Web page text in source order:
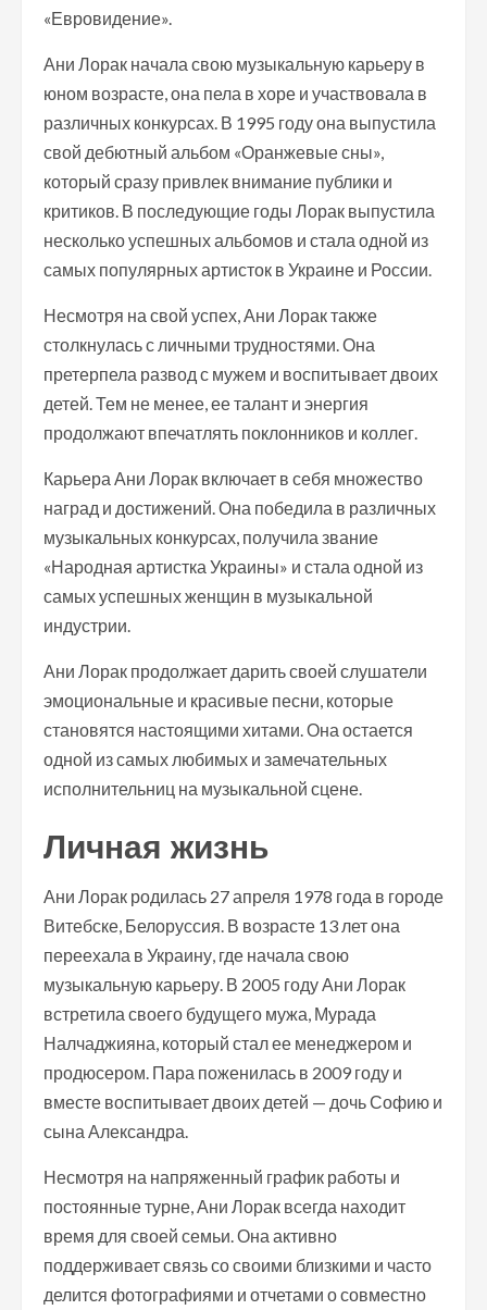
«Евровидение».
Ани Лорак начала свою музыкальную карьеру в
юном возрасте, она пела в хоре и участвовала в
различных конкурсах. В 1995 году она выпустила
свой дебютный альбом «Оранжевые сны»,
который сразу привлек внимание публики и
критиков. В последующие годы Лорак выпустила
несколько успешных альбомов и стала одной из
самых популярных артисток в Украине и России.
Несмотря на свой успех, Ани Лорак также
столкнулась с личными трудностями. Она
претерпела развод с мужем и воспитывает двоих
детей. Тем не менее, ее талант и энергия
продолжают впечатлять поклонников и коллег.
Карьера Ани Лорак включает в себя множество
наград и достижений. Она победила в различных
музыкальных конкурсах, получила звание
«Народная артистка Украины» и стала одной из
самых успешных женщин в музыкальной
индустрии.
Ани Лорак продолжает дарить своей слушатели
эмоциональные и красивые песни, которые
становятся настоящими хитами. Она остается
одной из самых любимых и замечательных
исполнительниц на музыкальной сцене.
Личная жизнь
Ани Лорак родилась 27 апреля 1978 года в городе
Витебске, Белоруссия. В возрасте 13 лет она
переехала в Украину, где начала свою
музыкальную карьеру. В 2005 году Ани Лорак
встретила своего будущего мужа, Мурада
Налчаджияна, который стал ее менеджером и
продюсером. Пара поженилась в 2009 году и
вместе воспитывает двоих детей — дочь Софию и
сына Александра.
Несмотря на напряженный график работы и
постоянные турне, Ани Лорак всегда находит
время для своей семьи. Она активно
поддерживает связь со своими близкими и часто
делится фотографиями и отчетами о совместно